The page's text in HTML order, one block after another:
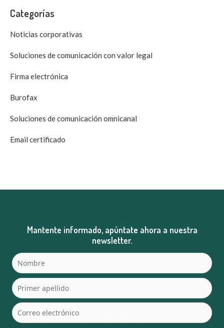
Categorías
Noticias corporativas
Soluciones de comunicación con valor legal
Firma electrónica
Burofax
Soluciones de comunicación omnicanal
Email certificado
Mantente informado, apúntate ahora a nuestra
newsletter.